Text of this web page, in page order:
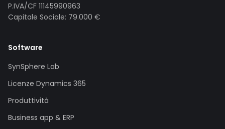
P.IVA/CF 11145990963
Capitale Sociale: 79.000 €
Software
SynSphere Lab
Licenze Dynamics 365
Produttività
Business app & ERP